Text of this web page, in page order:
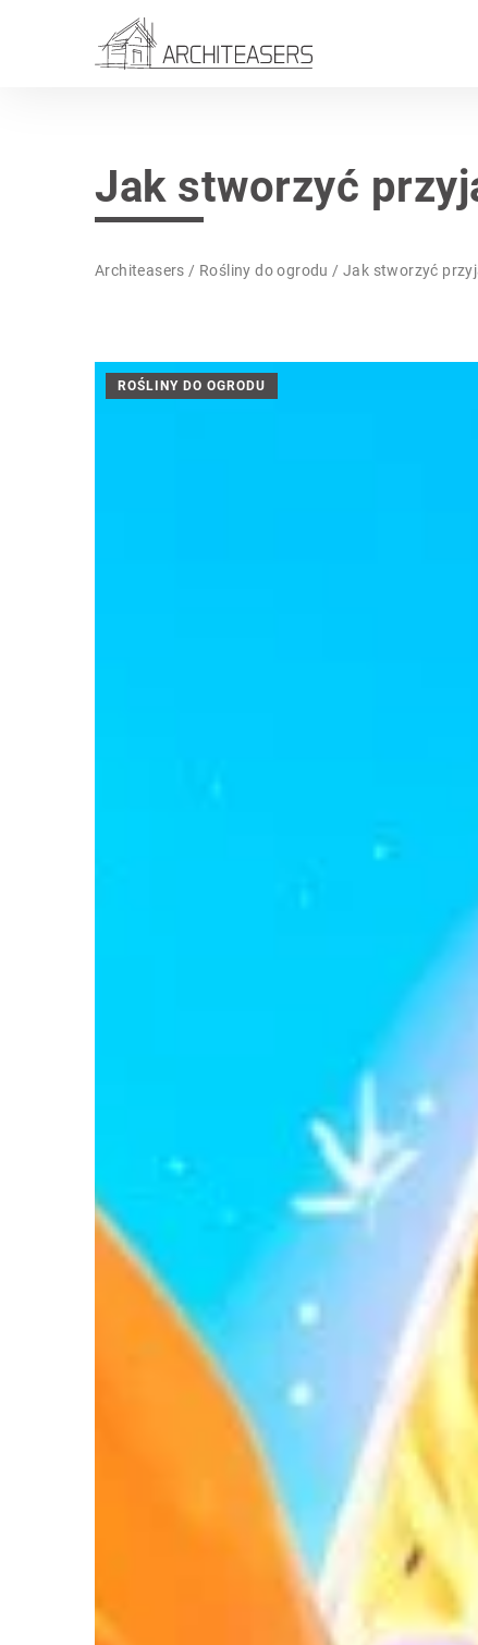
Jak stworzyć
Architeasers / Rośliny do ogrodu /Jak stworzyć
ROŚLINY DO OGRODU
Jak wybrać
Poznaj praktyczne
narzędzi
zadbać o ogród przez
różnych warunkach